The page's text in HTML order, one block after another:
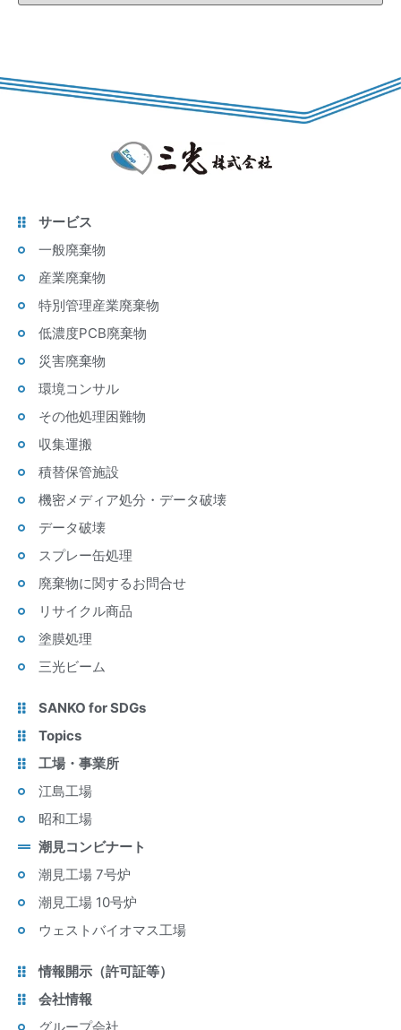
サービス
一般廃棄物
産業廃棄物
特別管理産業廃棄物
低濃度PCB廃棄物
災害廃棄物
環境コンサル
その他処理困難物
収集運搬
積替保管施設
機密メディア処分・データ破壊
データ破壊
スプレー缶処理
廃棄物に関するお問合せ
リサイクル商品
塗膜処理
三光ビーム
SANKO for SDGs
Topics
工場・事業所
江島工場
昭和工場
潮見コンビナート
潮見工場 7号炉
潮見工場 10号炉
ウェストバイオマス工場
情報開示（許可証等）
会社情報